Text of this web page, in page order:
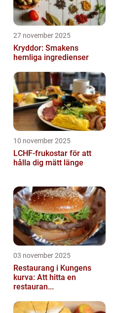
27 november 2025
Kryddor: Smakens
hemliga ingredienser
10 november 2025
LCHF-frukostar för att
hålla dig mätt länge
03 november 2025
Restaurang i Kungens
kurva: Att hitta en
restauran...